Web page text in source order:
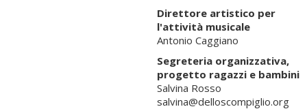
Direttore artistico per
l'attività musicale
Antonio Caggiano
Segreteria organizzativa,
progetto ragazzi e bambini
Salvina Rosso
salvina@delloscompiglio.org